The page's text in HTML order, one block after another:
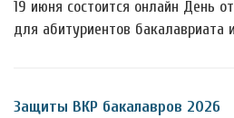
19 июня состоится онлайн День
для абитуриентов бакалавриата
Защиты ВКР бакалавров 2026